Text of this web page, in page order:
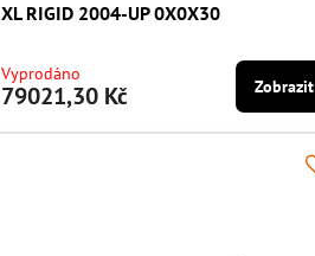
XL RIGID 2004-UP 0X0X30
Vyprodáno
79021,30 Kč Zobrazit